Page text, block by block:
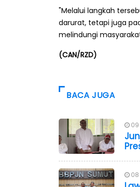
"Melalui langkah
darurat, tetapi juga
melindungi
(CAN/RZD)
BACA JUGA
09
08